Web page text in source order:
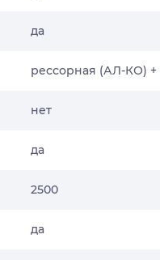
да
рессорная (АЛ-КО) +
нет
да
2500
да